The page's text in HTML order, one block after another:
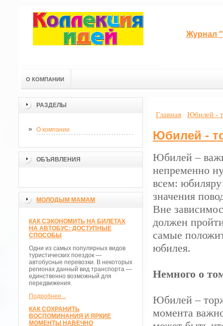
Журнал
О КОМПАНИИ
РАЗДЕЛЫ
О компании
ОБЪЯВЛЕНИЯ
МОЛОДЫМ МАМАМ
КАК СЭКОНОМИТЬ НА БИЛЕТАХ
НА АВТОБУС: ДОСТУПНЫЕ
СПОСОБЫ
Одни из самых популярных видов
туристических поездок —
автобусные перевозки. В некоторых
регионах данный вид транспорта —
единственно возможный для
передвижения.
Подробнее...
КАК СОХРАНИТЬ
ВОСПОМИНАНИЯ И ЯРКИЕ
МОМЕНТЫ НАВЕЧНО
Главная Юбилей -
Юбилей -
Юбилей –
непременно
всем:
значения
Вне
должен
самые
юбилея.
Немного о
Юбилей –
момента